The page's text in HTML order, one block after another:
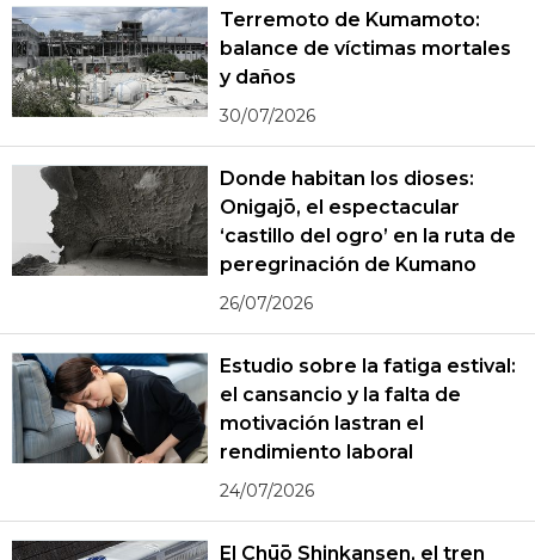
Terremoto de Kumamoto:
balance de víctimas mortales
y daños
30/07/2026
Donde habitan los dioses:
Onigajō, el espectacular
‘castillo del ogro’ en la ruta de
peregrinación de Kumano
26/07/2026
Estudio sobre la fatiga estival:
el cansancio y la falta de
motivación lastran el
rendimiento laboral
24/07/2026
El Chūō Shinkansen, el tren